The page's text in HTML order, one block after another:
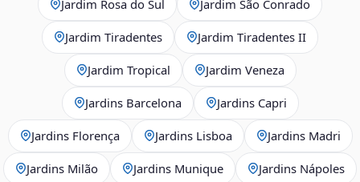
Jardim Rosa do Sul Jardim São Conrado
Jardim Tiradentes Jardim Tiradentes II
Jardim Tropical Jardim Veneza
Jardins Barcelona Jardins Capri
Jardins Florença Jardins Lisboa Jardins Madri
Jardins Milão Jardins Munique Jardins Nápoles